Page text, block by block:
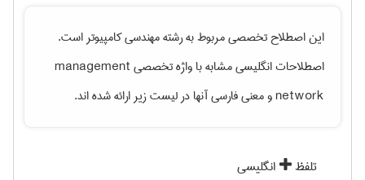
این اصطلاح تخصصی مربوط به رشتهمهندسی كامپيوتراست.
اصطلاحات انگلیسی مشابه با واژه تخصصیmanagement
networkو معنی فارسی آنها در لیست زیر ارائه شده اند.
تلفظ
انگلیسی